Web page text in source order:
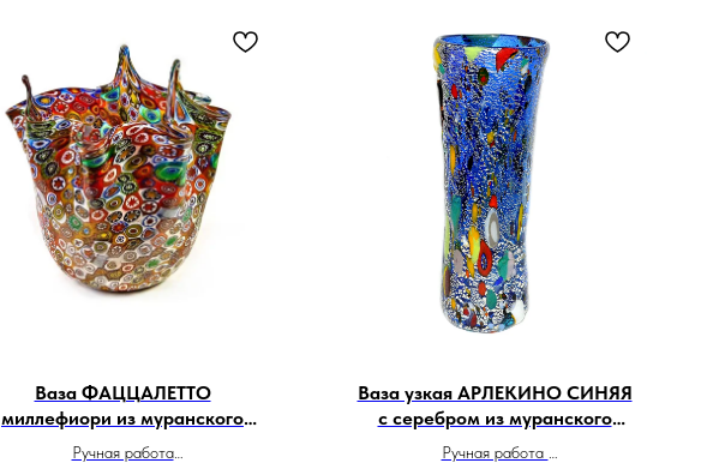
Ваза ФАЦЦАЛЕТТО
миллефиори из муранского
стекла
Ручная работа
Ваза узкая АРЛЕКИНО СИНЯЯ
с серебром из муранского
стекла
Ручная работа